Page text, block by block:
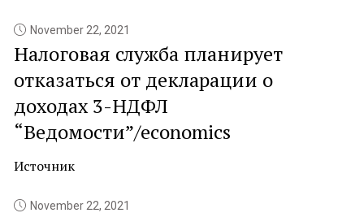
November 22, 2021
Налоговая служба планирует
отказаться от декларации о
доходах 3-НДФЛ
“Ведомости”/economics
Источник
November 22, 2021